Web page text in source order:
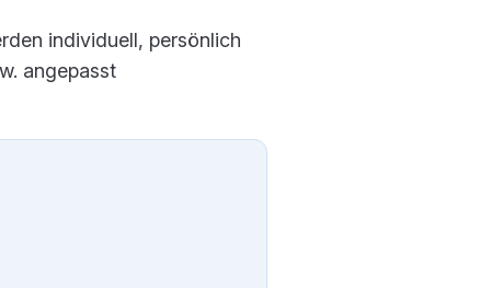
individuell, persönlich
angepasst